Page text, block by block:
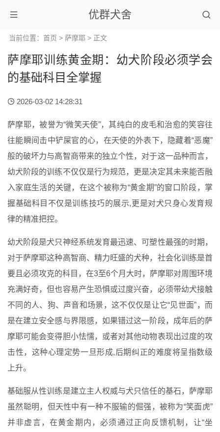
优群犬舍
当前位置： 首页 > 萨摩耶 > 正文
萨摩耶训练黄金期：幼犬阶段必须学会
的基础科目全掌握
2026-03-02 14:28:31
萨摩耶，被誉为“微笑天使”，其纯白的皮毛和治愈的笑容往
往能瞬间击中铲屎官的心，在天使的外表下，隐藏着“恶魔”
般的破坏力与高智商带来的独立个性，对于这一品种而言，
幼犬阶段的训练不仅仅是行为规范，更是决定其未来能否融
入家庭生活的关键，在这个被称为“黄金期”的窗口阶段，掌
握基础科目不仅是训练技巧的展示,更是对犬只身心发育规
律的精准把控。
幼犬阶段是犬只神经系统发育最迅速、可塑性最强的时期，
对于萨摩耶这种高智商、精力旺盛的犬种，社会化训练是首
要且必须攻克的科目，在3至6个月大时，萨摩耶对周围环境
充满好奇，但也容易产生恐惧或过度兴奋，必须带幼犬接触
不同的人、狗、声音和场景，这不仅仅是让它“见世面”，而
是在建立安全感与界限感，如果错过这一阶段，成年后的萨
摩耶可能会变得胆小怯懦，或者对其他动物表现出过度的攻
击性，这种心理定势一旦形成,后期纠正的难度将呈指数级
上升。
基础服从性训练是建立主人权威与犬只信任的基石，萨摩耶
虽然聪明，但天性中有一种不服输的倔强，被称为“笑面虎”
并非虚言，在黄金期内，必须通过正向反馈机制，让“坐